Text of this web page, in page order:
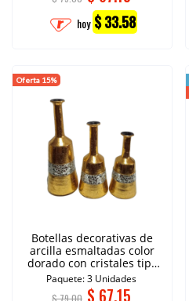
hoy $ 33.58
Oferta 15%
Botellas decorativas de
arcilla esmaltadas color
dorado con cristales tipo
espejo.
Paquete: 3 Unidades
$ 79.00 $ 67.15